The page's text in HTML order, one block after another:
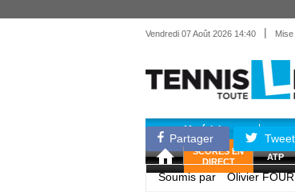
Vendredi 07 Août 2026 14:40 |
Matériel
SCORES EN
DIRECT
ATP
Partager
Soumis par Olivier